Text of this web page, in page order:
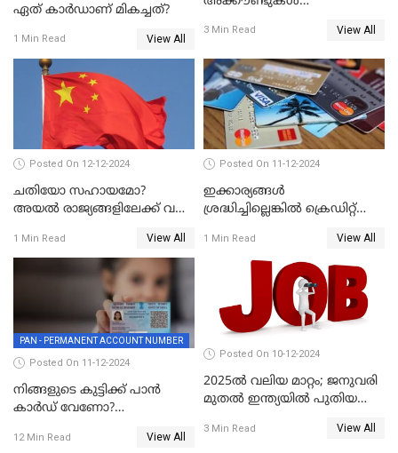
ഏത് കാർഡാണ് മികച്ചത്?
1 Min Read View All
ബി ഐ പറയുന്നത് എന്താണ്?
3 Min Read View All
Posted On 12-12-2024
ചതിയോ സഹായമോ?
അയൽ രാജ്യങ്ങളിലേക്ക് വൻ
ചൈന
1 Min Read View All
Posted On 11-12-2024
ഇക്കാര്യങ്ങൾ
ശ്രദ്ധിച്ചില്ലെങ്കിൽ ക്രെഡിറ്റ്
1 Min Read View All
PAN - PERMANENT ACCOUNT NUMBER
Posted On 11-12-2024
നിങ്ങളുടെ കുട്ടിക്ക് പാൻ
കാർഡ് വേണോ?
എങ്ങനെയാണെന്ന് നോക്കാം
12 Min Read View All
Posted On 10-12-2024
2025ൽ വലിയ മാറ്റം; ജനുവരി
മുതൽ ഇന്ത്യയിൽ പുതിയ
3 Min Read View All